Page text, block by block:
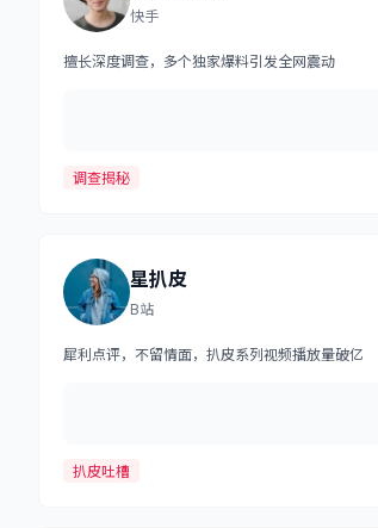
快手
擅长深度调查，多个独家爆料引发全网震动
调查揭秘
星扒皮
B站
犀利点评，不留情面，扒皮系列视频播放量破亿
扒皮吐槽